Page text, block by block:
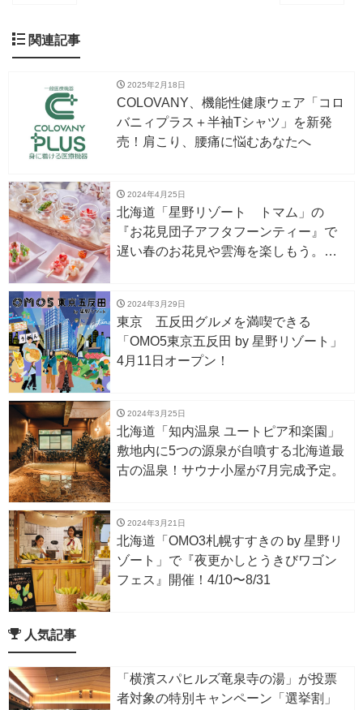
関連記事
2025年2月18日
COLOVANY、機能性健康ウェア「コロ
バニィプラス＋半袖Tシャツ」を新発
売！肩こり、腰痛に悩むあなたへ
2024年4月25日
北海道「星野リゾート トマム」の
『お花見団子アフタフーンティー』で
遅い春のお花見や雲海を楽しもう。
2024年3月29日
東京 五反田グルメを満喫できる
「OMO5東京五反田 by 星野リゾート」
4月11日オープン！
2024年3月25日
北海道「知内温泉 ユートピア和楽園」
敷地内に5つの源泉が自噴する北海道最
古の温泉！サウナ小屋が7月完成予定。
2024年3月21日
北海道「OMO3札幌すすきの by 星野リ
ゾート」で『夜更かしとうきびワゴン
フェス』開催！4/10〜8/31
人気記事
「横濱スパヒルズ竜泉寺の湯」が投票
者対象の特別キャンペーン「選挙割」